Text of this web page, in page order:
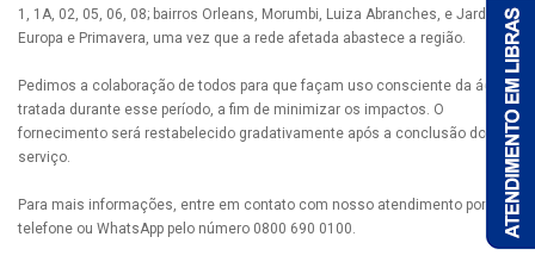
1, 1A, 02, 05, 06, 08; bairros Orleans, Morumbi, Luiza Abranches, e Jardins
Europa e Primavera, uma vez que a rede afetada abastece a região.
Pedimos a colaboração de todos para que façam uso consciente da água
tratada durante esse período, a fim de minimizar os impactos. O
fornecimento será restabelecido gradativamente após a conclusão do
serviço.
Para mais informações, entre em contato com nosso atendimento por
telefone ou WhatsApp pelo número 0800 690 0100.